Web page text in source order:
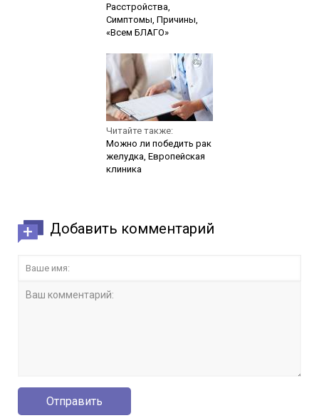
Расстройства,
Симптомы, Причины,
«Всем БЛАГО»
Читайте также:
Можно ли победить рак
желудка, Европейская
клиника
Добавить комментарий